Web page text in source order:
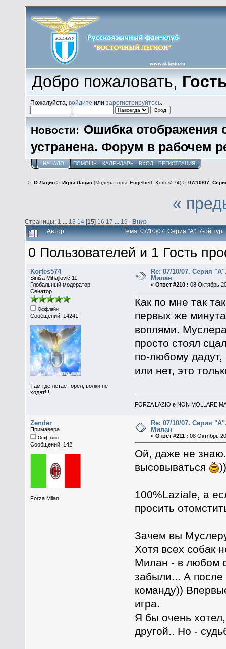
Добро пожаловать,
Пожалуйста,войдите илизарегистрируйтесь
Новости: Ошибка отображения
устранена. Форум в рабочем
НАЧАЛО ПОМОЩЬ КАЛЕНДАРЬ ВХОД РЕГИСТРАЦИЯ
> О Лацио> Игры Лацио(Модераторы: Engelbert, Kortes574) > 07/10/07.
«
Страницы: 1 13 14 [15] 16 17 19 Вниз
Автор Тема: 07/10/07. Серия "А". 7-ой
0 Пользователей и 1 Гость
Kortes574
Siniša Mihajlović 11
Глобальный модератор
Сенатор
Оффлайн
Сообщений: 14241
Там где летает орел, волки не
ходят!!!
Re: 07/10/07. Серия
Милан
«Ответ #210 : 08 Октябрь
Как по мне так
первых же
воплями.
просто стоял
по-любому дадут,
или нет, это
FORZA LAZIO e NON MOLLARE
Zender
Примавера
Оффлайн
Сообщений: 142
Forza Milan!
Re: 07/10/07. Серия
Милан
«Ответ #211 : 08 Октябрь
Ой, даже не
высовываться
100%Laziale, а
просить
Зачем вы
Хотя всех собак
Милан - в любом
забыли... А после
команду))
игра.
Я бы очень
другой.. Но -